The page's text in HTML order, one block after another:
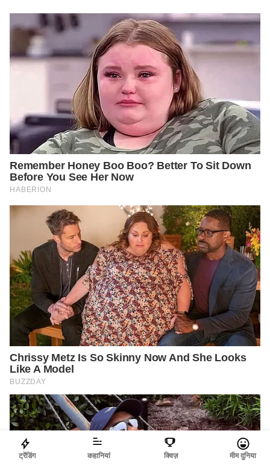
ट्रेंडिंग कहानियां क्विज़ मीम दुनिया